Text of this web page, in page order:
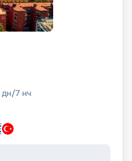
дн/7 нч